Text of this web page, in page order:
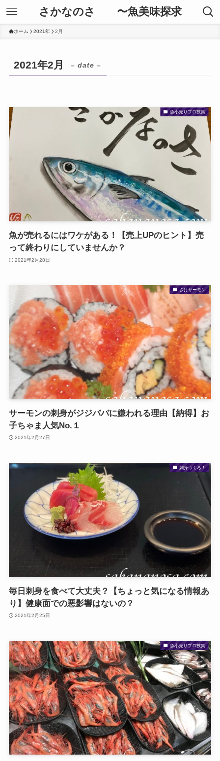
さかなのさ 〜魚美味探求
ホーム 2021年 2月
2021年2月 – date –
魚小売りプロ技集
魚が売れるにはワケがある！【売上UPのヒント】売
って終わりにしていませんか？
2021年2月28日
さけサーモン
サーモンの刺身がジジババに嫌われる理由【納得】お
子ちゃま人気No.１
2021年2月27日
刺身つくろ！
毎日刺身を食べて大丈夫？【ちょっと気になる情報あ
り】健康面での悪影響はないの？
2021年2月25日
魚小売りプロ技集